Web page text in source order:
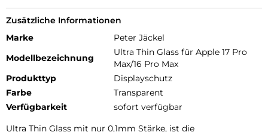
Zusätzliche Informationen
Marke
Peter Jäckel
Modellbezeichnung
Ultra Thin Glass für Apple 17 Pro
Max/16 Pro Max
Produkttyp
Displayschutz
Farbe
Transparent
Verfügbarkeit
sofort verfügbar
Ultra Thin Glass mit nur 0,1mm Stärke, ist die